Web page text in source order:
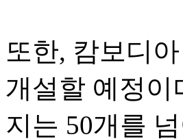
또한, 캄보디
개설할 예정이
지는 50개를